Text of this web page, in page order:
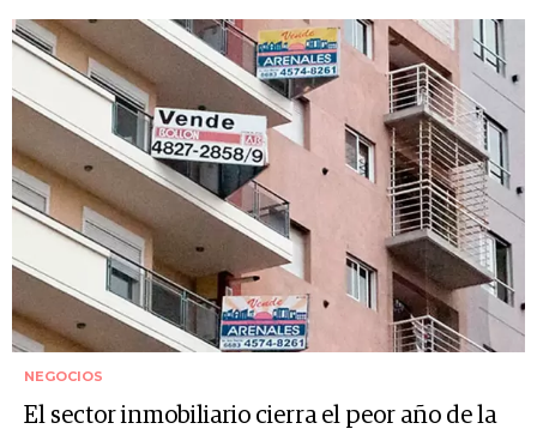
NEGOCIOS
El sector inmobiliario cierra el peor año de la